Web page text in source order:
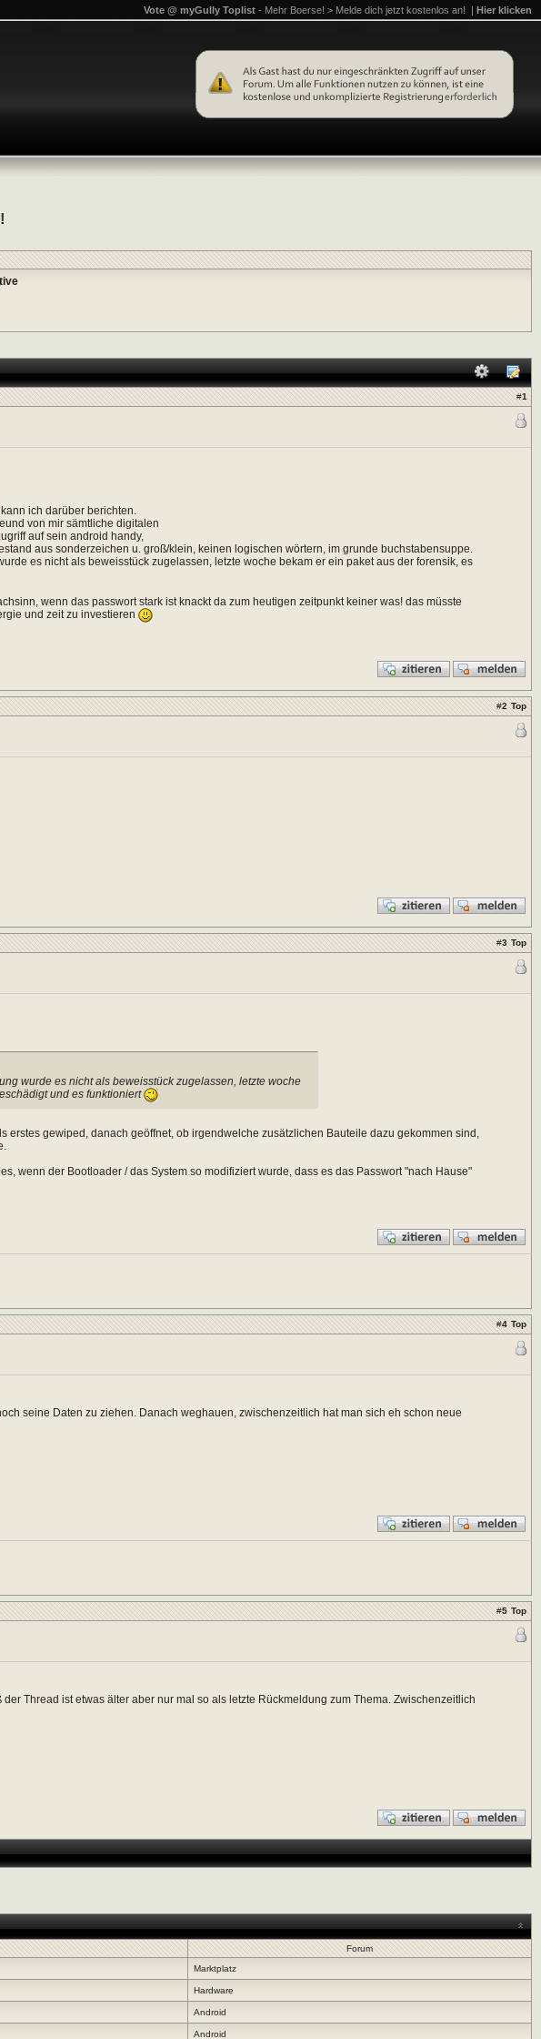
Vote @ myGully Toplist - Mehr Boerse! > Melde dich jetzt kostenlos an! | Hier klicken
#1
ich darüber berichten.
von mir sämtliche digitalen
auf sein android handy,
aus sonderzeichen u. groß/klein, keinen logischen wörtern, im grunde buchstabensuppe.
es nicht als beweisstück zugelassen, letzte woche bekam er ein paket aus der forensik, es
wenn das passwort stark ist knackt da zum heutigen zeitpunkt keiner was! das müsste
und zeit zu investieren
#2 Top
#3 Top
wurde es nicht als beweisstück zugelassen, letzte woche
und es funktioniert
erstes gewiped, danach geöffnet, ob irgendwelche zusätzlichen Bauteile dazu gekommen sind,
wenn der Bootloader / das System so modifiziert wurde, dass es das Passwort "nach Hause"
#4 Top
seine Daten zu ziehen. Danach weghauen, zwischenzeitlich hat man sich eh schon neue
#5 Top
Thread ist etwas älter aber nur mal so als letzte Rückmeldung zum Thema. Zwischenzeitlich
Forum
Marktplatz
Hardware
Android
Android